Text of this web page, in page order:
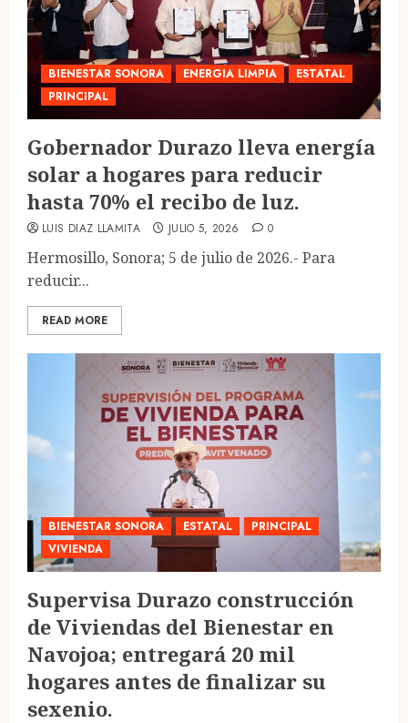
BIENESTAR SONORA ENERGIA LIMPIA
ESTATAL
PRINCIPAL
Gobernador Durazo lleva energía
solar a hogares para reducir
hasta 70% el recibo de luz.
LUIS DIAZ LLAMITA JULIO 5, 2026 0
Hermosillo, Sonora; 5 de julio de 2026.- Para
reducir...
READ MORE
BIENESTAR SONORA ESTATAL
PRINCIPAL
VIVIENDA
Supervisa Durazo construcción
de Viviendas del Bienestar en
Navojoa; entregará 20 mil
hogares antes de finalizar su
sexenio.